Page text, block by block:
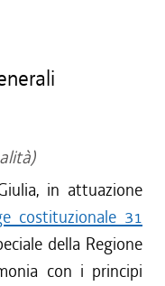
in attuazione
costituzionale 31
della Regione
con i principi